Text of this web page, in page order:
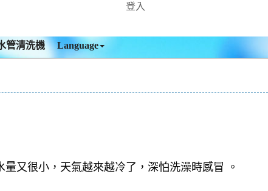
登入
管清洗機 Language
又很小，天氣越來越冷了，深怕洗澡時感冒 。